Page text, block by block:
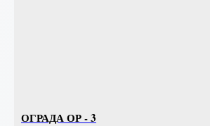
ОГРАДА ОР - 3